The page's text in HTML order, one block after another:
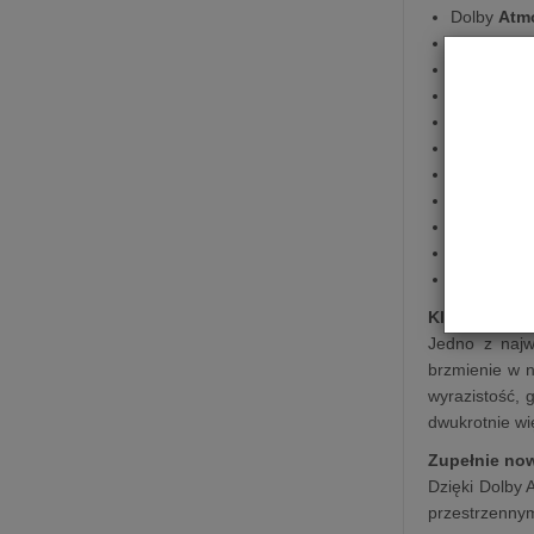
Dolby
Funkcja
Klucz do
Jedno z
brzmienie w
wyrazistość,
dwukrotnie
Zupełnie
Dzięki Dolby